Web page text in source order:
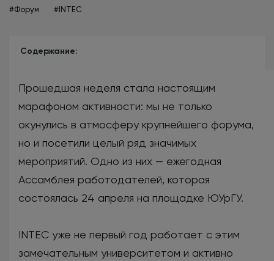
#Форум #INTEC
Содержание:
Прошедшая неделя стала настоящим
марафоном активности: мы не только
окунулись в атмосферу крупнейшего форума,
но и посетили целый ряд значимых
мероприятий. Одно из них — ежегодная
Ассамблея работодателей, которая
состоялась 24 апреля на площадке ЮУрГУ.
INTEC уже не первый год работает с этим
замечательным университетом и активно